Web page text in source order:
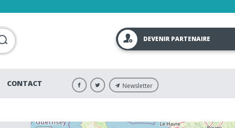
DEVENIR PARTENAIRE
CONTACT Newsletter